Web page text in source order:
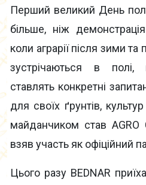
Перший великий День
більше, ніж
коли аграрії після зими та
зустрічаються в полі,
ставлять конкретні
для своїх ґрунтів,
майданчиком став AGRO
взяв участь як офіційний
Цього разу BEDNAR